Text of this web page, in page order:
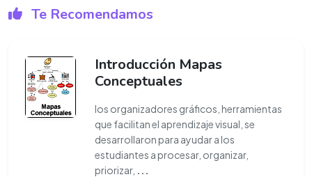
Te Recomendamos
Introducción Mapas
Conceptuales
los organizadores gráficos, herramientas
que facilitan el aprendizaje visual, se
desarrollaron para ayudar a los
estudiantes a procesar, organizar,
priorizar, ...